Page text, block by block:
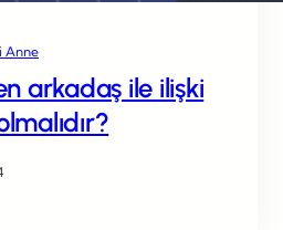
Anne
arkadaş ile ilişki